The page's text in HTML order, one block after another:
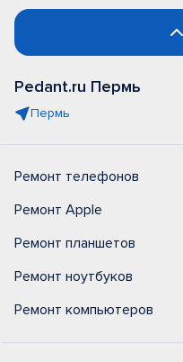
Pedant.ru Пермь
Пермь
Ремонт телефонов
Ремонт Apple
Ремонт планшетов
Ремонт ноутбуков
Ремонт компьютеров